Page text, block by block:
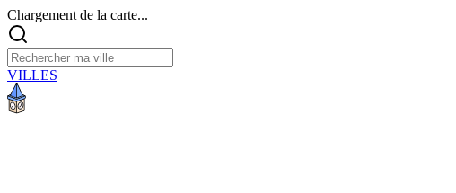
Chargement de la carte...
VILLES